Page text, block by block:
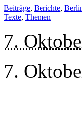
Beiträge, Berichte,
Texte, Themen
7.
7.